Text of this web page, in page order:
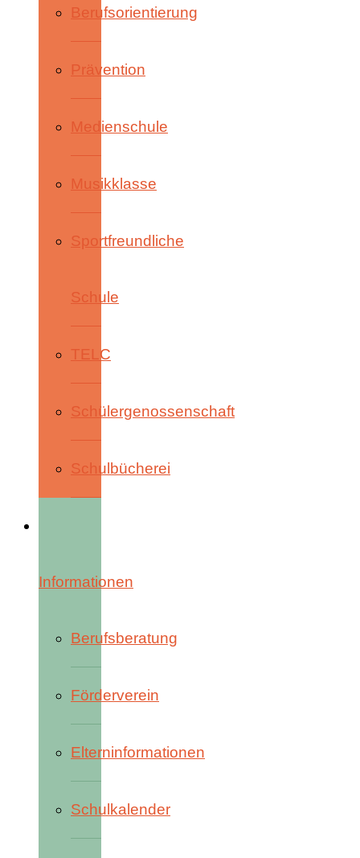
Berufsorientierung
Prävention
Medienschule
Musikklasse
Sportfreundliche
Schule
TELC
Schülergenossenschaft
Schulbücherei
Informationen
Berufsberatung
Förderverein
Elterninformationen
Schulkalender